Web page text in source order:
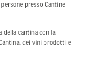
presso Cantine
della cantina con la
dei vini prodotti e